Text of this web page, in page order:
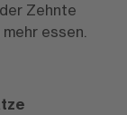
Zehnte
essen.